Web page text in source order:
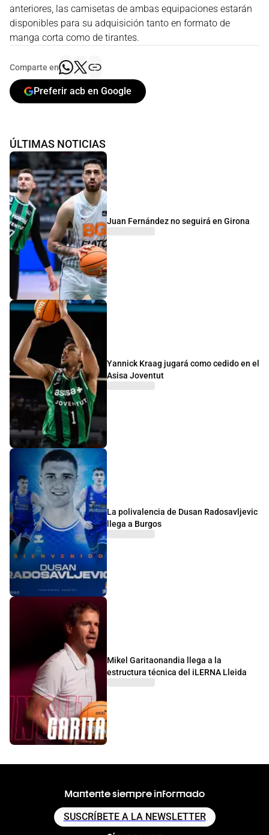
anteriores, las camisetas de ambas equipaciones estarán
disponibles para su adquisición tanto en formato de
manga corta como de tirantes.
Comparte en
Preferir acb en Google
ÚLTIMAS NOTICIAS
Juan Fernández no seguirá en Girona
Yannick Kraag jugará como cedido en el
Asisa Joventut
La polivalencia de Dusan Radosavljevic
llega a Burgos
Mikel Garitaonandia llega a la
estructura técnica del iLERNA Lleida
Mantente siempre informado
SUSCRÍBETE A LA NEWSLETTER